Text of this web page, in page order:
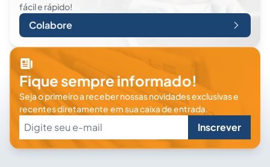
fácil e rápido!
Colabore
Fique sempre informado!
Seja o primeiro a receber nossas novidades exclusivas e
recentes diretamente em sua caixa de entrada.
Inscrever